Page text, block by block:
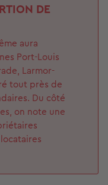
DE
aura
Port-Louis
Larmor-
tout près de
Du côté
on note une